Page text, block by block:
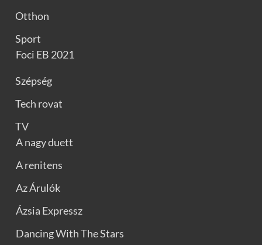
Otthon
Sport
Foci EB 2021
Szépség
Tech rovat
TV
A nagy duett
A renitens
Az Árulók
Ázsia Expressz
Dancing With The Stars